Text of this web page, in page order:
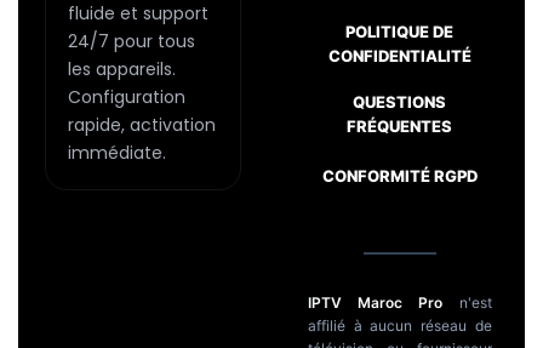
contenu
produit
fluide et support
24/7 pour tous
les appareils.
Configuration
rapide, activation
immédiate.
POLITIQUE DE
CONFIDENTIALITÉ
QUESTIONS
FRÉQUENTES
CONFORMITÉ RGPD
IPTV Maroc Pro n'est
affilié à aucun réseau de